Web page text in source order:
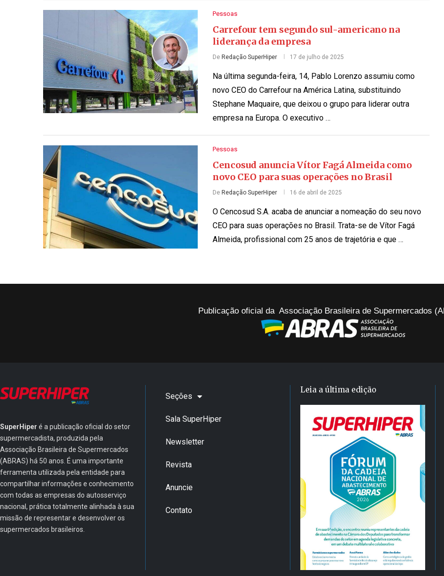
Pessoas
Carrefour tem segundo sul-americano na
liderança da empresa
De Redação SuperHiper 17 de julho de 2025
Na última segunda-feira, 14, Pablo Lorenzo assumiu como
novo CEO do Carrefour na América Latina, substituindo
Stephane Maquaire, que deixou o grupo para liderar outra
empresa na Europa. O executivo …
Pessoas
Cencosud anuncia Vítor Fagá Almeida como
novo CEO para suas operações no Brasil
De Redação SuperHiper 16 de abril de 2025
O Cencosud S.A. acaba de anunciar a nomeação do seu novo
CEO para suas operações no Brasil. Trata-se de Vítor Fagá
Almeida, profissional com 25 anos de trajetória e que …
Publicação oficial da Associação Brasileira de Supermercados
SuperHiper é a publicação oficial do setor
supermercadista, produzida pela
Associação Brasileira de Supermercados
(ABRAS) há 50 anos. É uma importante
ferramenta utilizada pela entidade para
compartilhar informações e conhecimento
com todas as empresas do autosserviço
nacional, prática totalmente alinhada à sua
missão de representar e desenvolver os
supermercados brasileiros.
Seções
Sala SuperHiper
Newsletter
Revista
Anuncie
Contato
Leia a última edição